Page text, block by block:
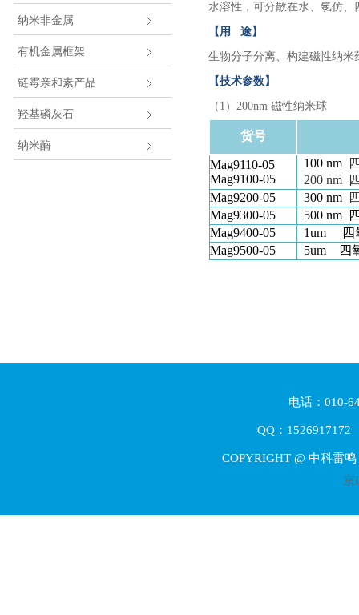
纳米非金属
有机金属框架
链霉亲和素产品
羟基磷灰石
纳米酶
水溶性，可分散在水、氯仿、
【用 途】
生物分子分离、构建磁性纳米
【技术参数】
（ 1 ） 200nm 磁性纳米球
货号
Mag9110-05
Mag9100-05
100 nm
200 nm
Mag9200-05
300 nm
Mag9300-05
500 nm
Mag9400-05
1um
Mag9500-05
5um 四
电话：010-
QQ：1526917172
COPYRIGHT @ 中科雷
京